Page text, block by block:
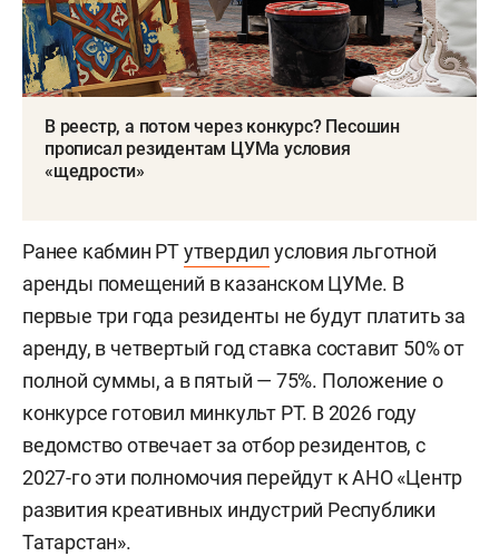
В реестр, а потом через конкурс? Песошин
прописал резидентам ЦУМа условия
«щедрости»
Ранее кабмин РТутвердил условия льготной
аренды помещений в казанском ЦУМе. В
первые три года резиденты не будут платить за
аренду, в четвертый год ставка составит 50% от
полной суммы, а в пятый — 75%. Положение о
конкурсе готовил минкульт РТ. В 2026 году
ведомство отвечает за отбор резидентов, с
2027-го эти полномочия перейдут к АНО «Центр
развития креативных индустрий Республики
Татарстан».